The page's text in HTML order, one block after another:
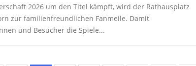
2026 um den Titel kämpft, wird der Rathausplatz
zur familienfreundlichen Fanmeile. Damit
und Besucher die Spiele...